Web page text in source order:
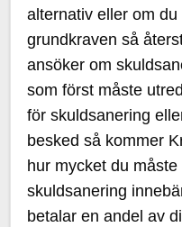
alternativ eller om du
grundkraven så
ansöker om
som först måste
för skuldsanering
besked så kommer
hur mycket du
skuldsanering
betalar en andel av